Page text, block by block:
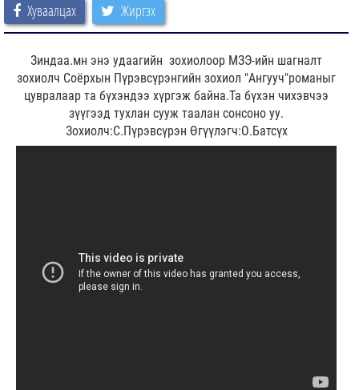
Хуваалцах Жиргэх
Зиндаа.мн энэ удаагийн зохиолоор МЗЭ-ийн шагналт
зохиолч Соёрхын Пүрэвсүрэнгийн зохиол "Ангууч"романыг
цувралаар та бүхэндээ хүргэж байна.Та бүхэн чихэвчээ
зүүгээд тухлан сууж таалан сонсоно уу.
Зохиолч:С.Пүрэвсүрэн Өгүүлэгч:О.Батсүх